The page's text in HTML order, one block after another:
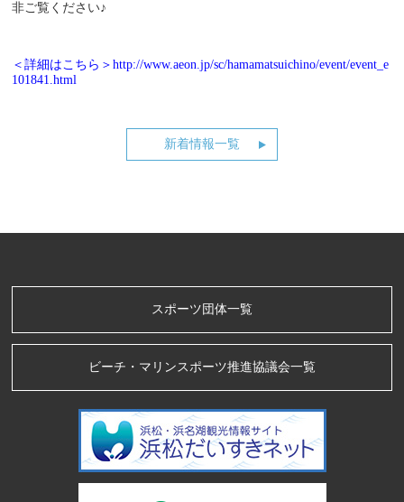
非ご覧ください♪
＜詳細はこちら＞http://www.aeon.jp/sc/hamamatsuichino/event/event_e
101841.html
新着情報一覧
スポーツ団体一覧
ビーチ・マリンスポーツ推進協議会一覧